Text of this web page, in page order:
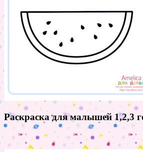
Раскраска для малышей 1,2,3